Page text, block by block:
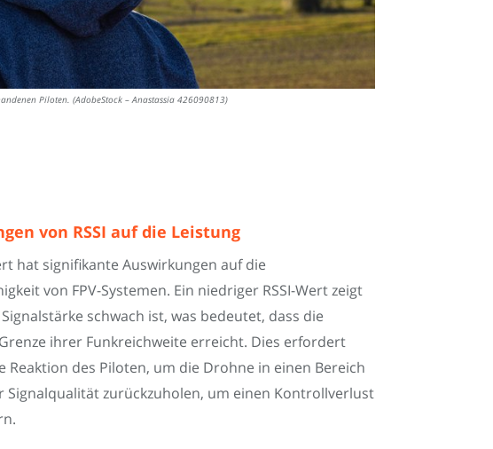
Piloten. (AdobeStock – Anastassia 426090813)
von RSSI auf die Leistung
hat signifikante Auswirkungen auf die
von FPV-Systemen. Ein niedriger RSSI-Wert zeigt
schwach ist, was bedeutet, dass die
ihrer Funkreichweite erreicht. Dies erfordert
Reaktion des Piloten, um die Drohne in einen Bereich
Signalqualität zurückzuholen, um einen Kontrollverlust